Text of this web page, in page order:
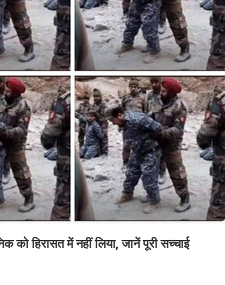
को हिरासत में नहीं लिया, जानें पूरी सच्चाई